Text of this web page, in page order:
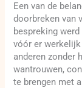
Een van de
doorbreken van
bespreking
vóór er
anderen zonder
wantrouwen,
te brengen met